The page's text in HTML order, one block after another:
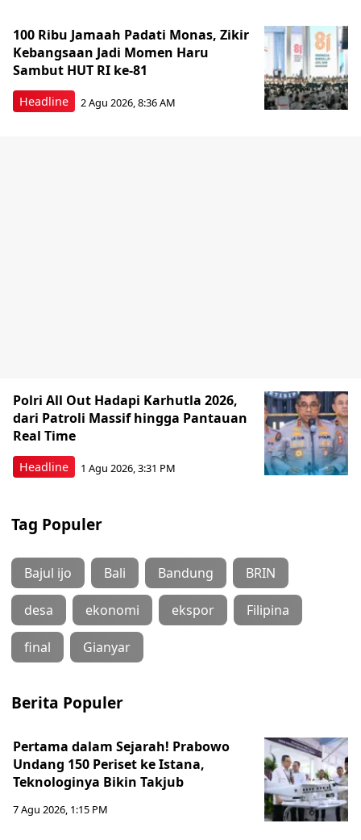
Headline
100 Ribu Jamaah Padati Monas, Zikir
Kebangsaan Jadi Momen Haru
Sambut HUT RI ke-81
2 Agu 2026, 8:36 AM
Headline
Polri All Out Hadapi Karhutla 2026,
dari Patroli Massif hingga Pantauan
Real Time
1 Agu 2026, 3:31 PM
Tag Populer
Bajul ijo Bali Bandung BRIN
desa ekonomi ekspor Filipina
final Gianyar
Berita Populer
Pertama dalam Sejarah! Prabowo
Undang 150 Periset ke Istana,
Teknologinya Bikin Takjub
7 Agu 2026, 1:15 PM